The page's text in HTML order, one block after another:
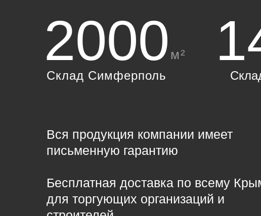
Склад Симферполь
Вся продукция компании имеет
письменную гарантию
Бесплатная доставка по всему
для торгующих организаций и
2000 м²